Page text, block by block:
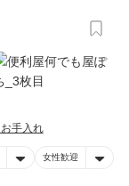
手入れ
女性歓迎